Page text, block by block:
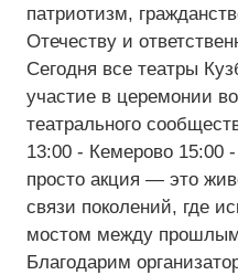
Разрядка:
Средний
Большой
Гарнитура:
Без засечек
патриотизм,
Отечеству и
Сегодня все театры
участие в церемонии
театрального
13:00 - Кемерово 15:00
просто акция — это
связи поколений, где
мостом между
Благодарим